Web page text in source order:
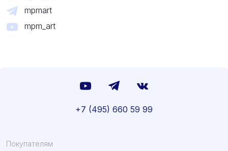
mpmart
mpm_art
Покупателям
+7 (495) 660 59 99